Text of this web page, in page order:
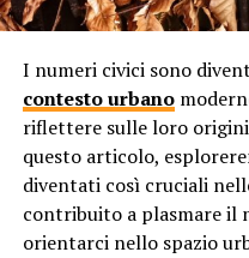
per le persone esplorare
permette alle menti dei
liberamente,
soluzioni e concetti
Riduzione dello
Il rumore eccessivo
I numeri civici sono
contesto urbano
riflettere sulle loro
questo articolo,
diventati così cruciali
contribuito a plasmare il
orientarci nello spazio